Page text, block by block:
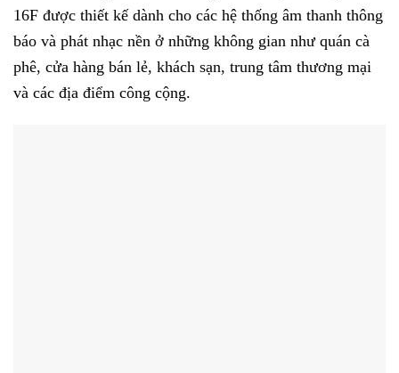
16F được thiết kế dành cho các hệ thống âm thanh thông
báo và phát nhạc nền ở những không gian như quán cà
phê, cửa hàng bán lẻ, khách sạn, trung tâm thương mại
và các địa điểm công cộng.